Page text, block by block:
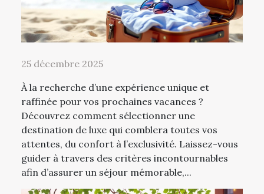
25 décembre 2025
À la recherche d’une expérience unique et
raffinée pour vos prochaines vacances ?
Découvrez comment sélectionner une
destination de luxe qui comblera toutes vos
attentes, du confort à l’exclusivité. Laissez-vous
guider à travers des critères incontournables
afin d’assurer un séjour mémorable,...